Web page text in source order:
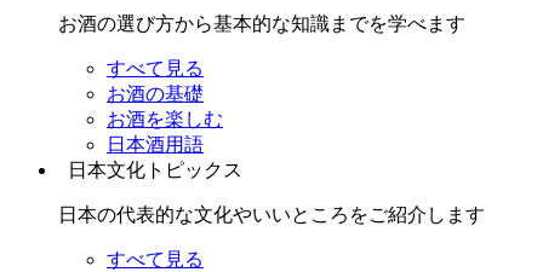
お酒の選び方から基本的な知識までを学べます
すべて見る
お酒の基礎
お酒を楽しむ
日本酒用語
日本文化トピックス
日本の代表的な文化やいいところをご紹介します
すべて見る